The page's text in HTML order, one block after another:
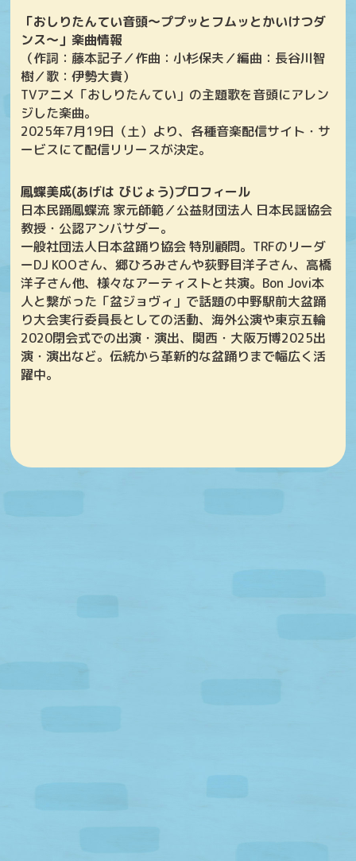
「おしりたんてい音頭～ププッとフムッとかいけつダ
ンス～」楽曲情報
（作詞：藤本記子／作曲：小杉保夫／編曲：長谷川智
樹／歌：伊勢大貴）
TVアニメ「おしりたんてい」の主題歌を音頭にアレン
ジした楽曲。
2025年7月19日（土）より、各種音楽配信サイト・サ
ービスにて配信リリースが決定。
鳳蝶美成(あげは びじょう)プロフィール
日本民踊鳳蝶流 家元師範／公益財団法人 日本民謡協会
教授・公認アンバサダー。
一般社団法人日本盆踊り協会 特別顧問。TRFのリーダ
ーDJ KOOさん、郷ひろみさんや荻野目洋子さん、高橋
洋子さん他、様々なアーティストと共演。Bon Jovi本
人と繋がった「盆ジョヴィ」で話題の中野駅前大盆踊
り大会実行委員長としての活動、海外公演や東京五輪
2020閉会式での出演・演出、関西・大阪万博2025出
演・演出など。伝統から革新的な盆踊りまで幅広く活
躍中｡